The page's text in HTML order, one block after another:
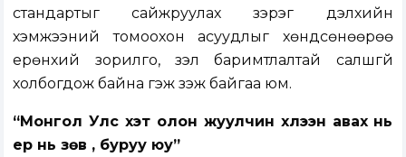
стандартыг сайжруулах зэрэг дэлхийн
хэмжээний томоохон асуудлыг хөндсөнөөрөө
ерөнхий зорилго, үзэл баримтлалтай салшгүй
холбогдож байна гэж үзэж байгаа юм.
“Монгол Улс хэт олон жуулчин хүлээн авах нь
ер нь зөв үү, буруу юу”